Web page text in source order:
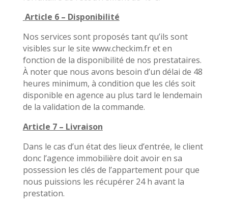
Article 6 – Disponibilité
Nos services sont proposés tant qu’ils sont
visibles sur le site www.checkim.fr et en
fonction de la disponibilité de nos prestataires.
À noter que nous avons besoin d’un délai de 48
heures minimum, à condition que les clés soit
disponible en agence au plus tard le lendemain
de la validation de la commande.
Article 7 – Livraison
Dans le cas d’un état des lieux d’entrée, le client
donc l’agence immobilière doit avoir en sa
possession les clés de l’appartement pour que
nous puissions les récupérer 24 h avant la
prestation.